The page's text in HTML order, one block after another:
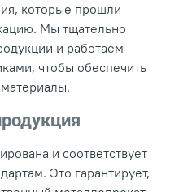
которые прошли
Мы тщательно
и работаем
чтобы обеспечить
и соответствует
Это гарантирует,